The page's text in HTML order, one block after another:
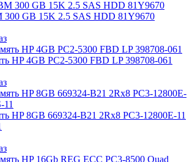
300 GB 15K 2.5 SAS HDD 81Y9670
HP 4GB PC2-5300 FBD LP 398708-061
HP 8GB 669324-B21 2Rx8 PC3-12800E-11